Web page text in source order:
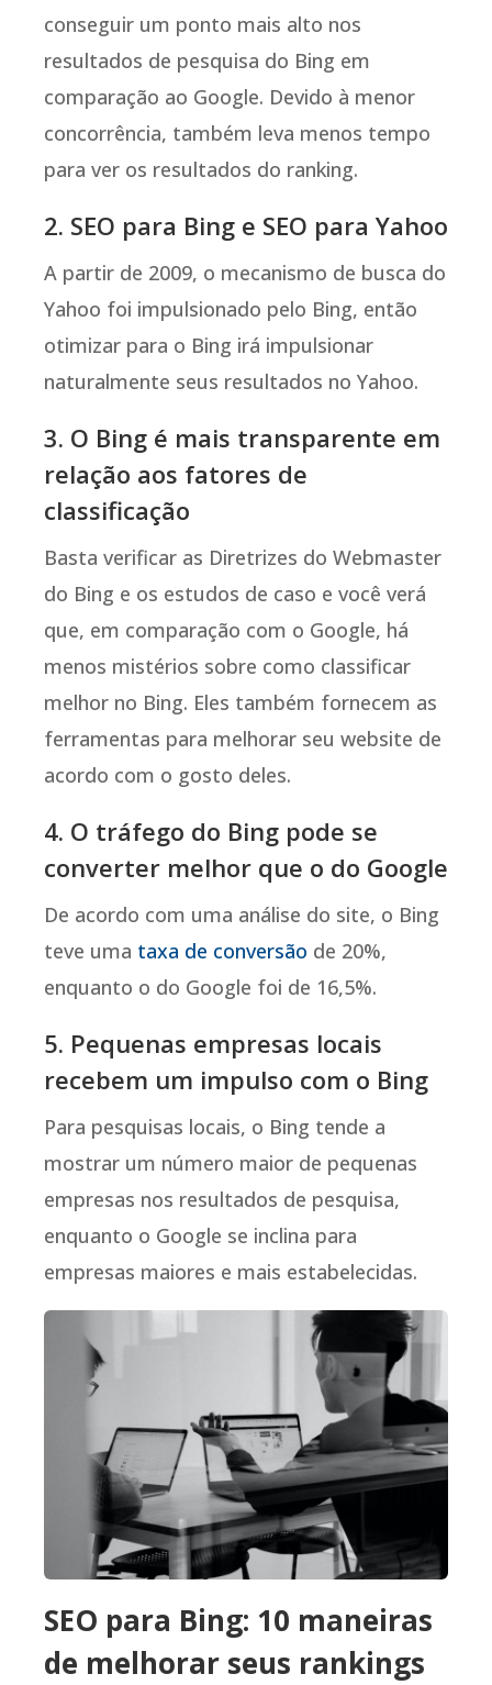
conseguir um ponto mais alto nos
resultados de pesquisa do Bing em
comparação ao Google. Devido à menor
concorrência, também leva menos tempo
para ver os resultados do ranking.
2. SEO para Bing e SEO para Yahoo
A partir de 2009, o mecanismo de busca do
Yahoo foi impulsionado pelo Bing, então
otimizar para o Bing irá impulsionar
naturalmente seus resultados no Yahoo.
3. O Bing é mais transparente em
relação aos fatores de
classificação
Basta verificar as Diretrizes do Webmaster
do Bing e os estudos de caso e você verá
que, em comparação com o Google, há
menos mistérios sobre como classificar
melhor no Bing. Eles também fornecem as
ferramentas para melhorar seu website de
acordo com o gosto deles.
4. O tráfego do Bing pode se
converter melhor que o do Google
De acordo com uma análise do site, o Bing
teve uma taxa de conversão de 20%,
enquanto o do Google foi de 16,5%.
5. Pequenas empresas locais
recebem um impulso com o Bing
Para pesquisas locais, o Bing tende a
mostrar um número maior de pequenas
empresas nos resultados de pesquisa,
enquanto o Google se inclina para
empresas maiores e mais estabelecidas.
SEO para Bing: 10 maneiras
de melhorar seus rankings